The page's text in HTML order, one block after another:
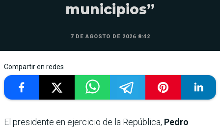
municipios”
7 DE AGOSTO DE 2026 8:42
Compartir en redes
El presidente en ejercicio de la República, Pedro